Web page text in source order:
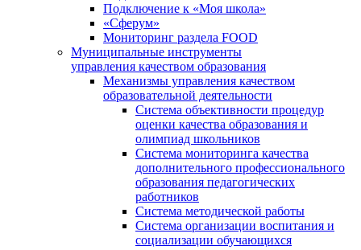
Подключение к «Моя школа»
«Сферум»
Мониторинг раздела FOOD
Муниципальные инструменты
управления качеством образования
Механизмы управления качеством
образовательной деятельности
Система объективности процедур
оценки качества образования и
олимпиад школьников
Система мониторинга качества
дополнительного профессионального
образования педагогических
работников
Система методической работы
Система организации воспитания и
социализации обучающихся